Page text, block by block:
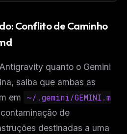
Conflito de Caminho
quanto o Gemini
saiba que ambas as
em
~/.gemini/GEMINI.m
de
destinadas a uma